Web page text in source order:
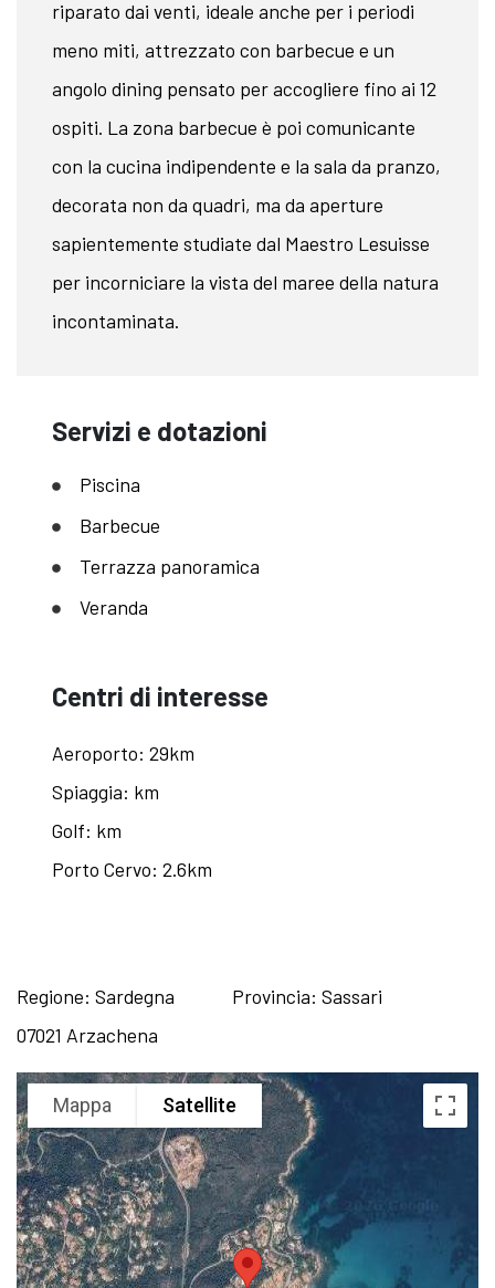
riparato dai venti, ideale anche per i periodi
meno miti, attrezzato con barbecue e un
angolo dining pensato per accogliere fino ai 12
ospiti. La zona barbecue è poi comunicante
con la cucina indipendente e la sala da pranzo,
decorata non da quadri, ma da aperture
sapientemente studiate dal Maestro Lesuisse
per incorniciare la vista del maree della natura
incontaminata.
Servizi e dotazioni
Piscina
Barbecue
Terrazza panoramica
Veranda
Centri di interesse
Aeroporto: 29km
Spiaggia: km
Golf: km
Porto Cervo: 2.6km
Regione: Sardegna
Provincia: Sassari
07021 Arzachena
Mappa Satellite